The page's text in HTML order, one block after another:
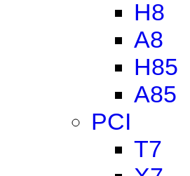
H8
A8
H85
A85
PCI
T7